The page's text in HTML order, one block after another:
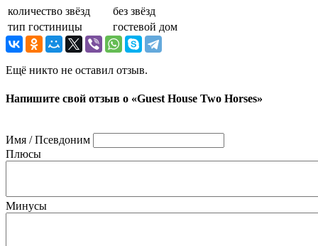
количество звёзд
без звёзд
тип гостиницы
гостевой дом
Ещё никто не оставил отзыв.
Напишите свой отзыв о «Guest House Two Horses»
Имя / Псевдоним
Плюсы
Минусы